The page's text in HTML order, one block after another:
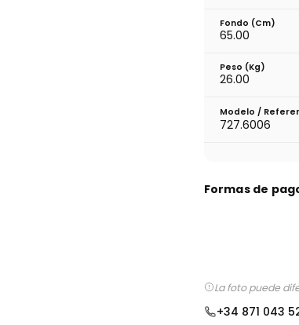
Fondo (cm)
65.00
Peso (kg)
26.00
Modelo /
727.6006
Formas de
La foto puede
+34 871 043